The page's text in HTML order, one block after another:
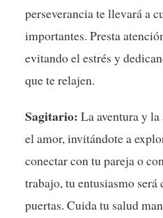
perseverancia te llevará a
importantes. Presta
evitando el estrés y
que te relajen.
Sagitario: La aventura y
el amor, invitándote a
conectar con tu pareja o
trabajo, tu entusiasmo
puertas. Cuida tu salud